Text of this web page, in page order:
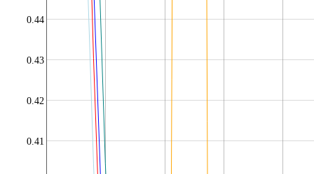
0.41
0.42
0.43
0.44